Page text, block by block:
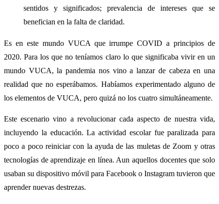
sentidos y significados; prevalencia de intereses que se
benefician en la falta de claridad.
Es en este mundo VUCA que irrumpe COVID a principios de
2020. Para los que no teníamos claro lo que significaba vivir en un
mundo VUCA, la pandemia nos vino a lanzar de cabeza en una
realidad que no esperábamos. Habíamos experimentado alguno de
los elementos de VUCA, pero quizá no los cuatro simultáneamente.
Este escenario vino a revolucionar cada aspecto de nuestra vida,
incluyendo la educación. La actividad escolar fue paralizada para
poco a poco reiniciar con la ayuda de las muletas de Zoom y otras
tecnologías de aprendizaje en línea. Aun aquellos docentes que solo
usaban su dispositivo móvil para Facebook o Instagram tuvieron que
aprender nuevas destrezas.